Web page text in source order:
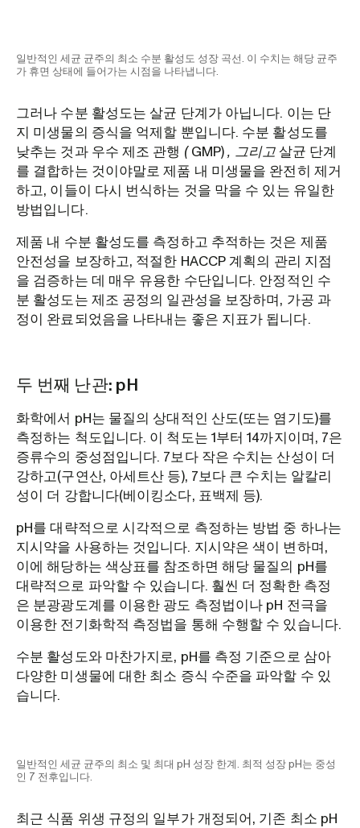
일반적인 세균 균주의 최소 수분 활성도 성장 곡선. 이 수치는 해당 균주
가 휴면 상태에 들어가는 시점을 나타냅니다.
그러나 수분 활성도는 살균 단계가 아닙니다. 이는 단
지 미생물의 증식을 억제할 뿐입니다. 수분 활성도를
낮추는 것과 우수 제조 관행 (GMP), 그리고살균 단계
를 결합하는 것이야말로 제품 내 미생물을 완전히 제거
하고, 이들이 다시 번식하는 것을 막을 수 있는 유일한
방법입니다.
제품 내 수분 활성도를 측정하고 추적하는 것은 제품
안전성을 보장하고, 적절한 HACCP 계획의 관리 지점
을 검증하는 데 매우 유용한 수단입니다. 안정적인 수
분 활성도는 제조 공정의 일관성을 보장하며, 가공 과
정이 완료되었음을 나타내는 좋은 지표가 됩니다.
두 번째 난관: pH
화학에서 pH는 물질의 상대적인 산도(또는 염기도)를
측정하는 척도입니다. 이 척도는 1부터 14까지이며, 7은
증류수의 중성점입니다. 7보다 작은 수치는 산성이 더
강하고(구연산, 아세트산 등), 7보다 큰 수치는 알칼리
성이 더 강합니다(베이킹소다, 표백제 등).
pH를 대략적으로 시각적으로 측정하는 방법 중 하나는
지시약을 사용하는 것입니다. 지시약은 색이 변하며,
이에 해당하는 색상표를 참조하면 해당 물질의 pH를
대략적으로 파악할 수 있습니다. 훨씬 더 정확한 측정
은 분광광도계를 이용한 광도 측정법이나 pH 전극을
이용한 전기화학적 측정법을 통해 수행할 수 있습니다.
수분 활성도와 마찬가지로, pH를 측정 기준으로 삼아
다양한 미생물에 대한 최소 증식 수준을 파악할 수 있
습니다.
일반적인 세균 균주의 최소 및 최대 pH 성장 한계. 최적 성장 pH는 중성
인 7 전후입니다.
최근 식품 위생 규정의 일부가 개정되어, 기존 최소 pH